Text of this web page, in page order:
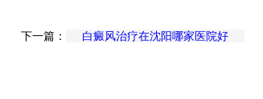
下一篇： 白癜风治疗在沈阳哪家医院好